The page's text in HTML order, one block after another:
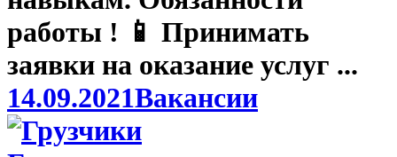
работы ! 📱 Принимать
заявки на оказание услуг ...
14.09.2021Вакансии